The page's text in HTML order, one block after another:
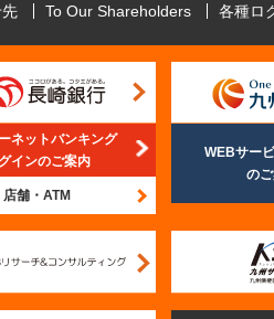
To Our Shareholders 各種ロ
ネットバンキング
インのご案内
店舗・ATM
WEBサー
の